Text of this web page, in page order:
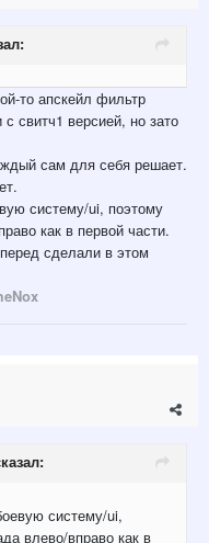
то апскейл фильтр
свитч1 версией, но зато
сам для себя решает.
систему/ui, поэтому
как в первой части.
сделали в этом
систему/ui,
влево/вправо как в